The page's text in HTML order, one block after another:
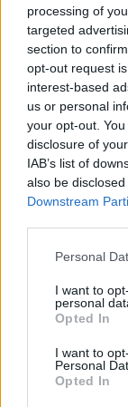
processing of
targeted
section to
opt-out request
interest-based
us or personal
your opt-out.
disclosure of
IAB’s list of
also be
Downstream
Please note that
not limited to
grant or deny
use your data
consent section.
Personal
I want to
personal
Opted In
I want to
Personal
Opted In
Στα... χέρια
μακελειό στο
Το ένα από τα
νοσηλεύονται
στην